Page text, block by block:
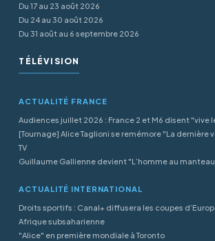
Du 17 au 23 août 2026
Du 24 au 30 août 2026
Du 31 août au 6 septembre 2026
TÉLÉVISION
ACTUALITÉ FRANCE
Audiences juillet 2026 : France 2 et M6 disent "vive
[Tournage] Alice Taglioni se remémore "La dernière
TV
Guillaume Gallienne devient "L’homme au
ACTUALITÉ INTERNATIONAL
Droits sportifs : Canal+ diffusera les coupes
Afrique subsaharienne
"Alice" en première mondiale à Toronto